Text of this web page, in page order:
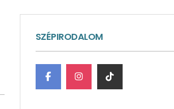
SZÉPIRODALOM